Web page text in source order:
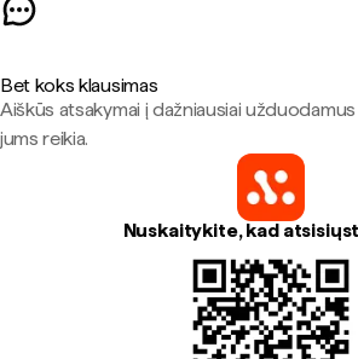
Bet koks klausimas
Aiškūs atsakymai į dažniausiai užduodamus
jums reikia.
Nuskaitykite, kad